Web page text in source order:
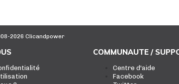
2026 Clicandpower
COMMUNAUTE /
Centre d'aide
Facebook